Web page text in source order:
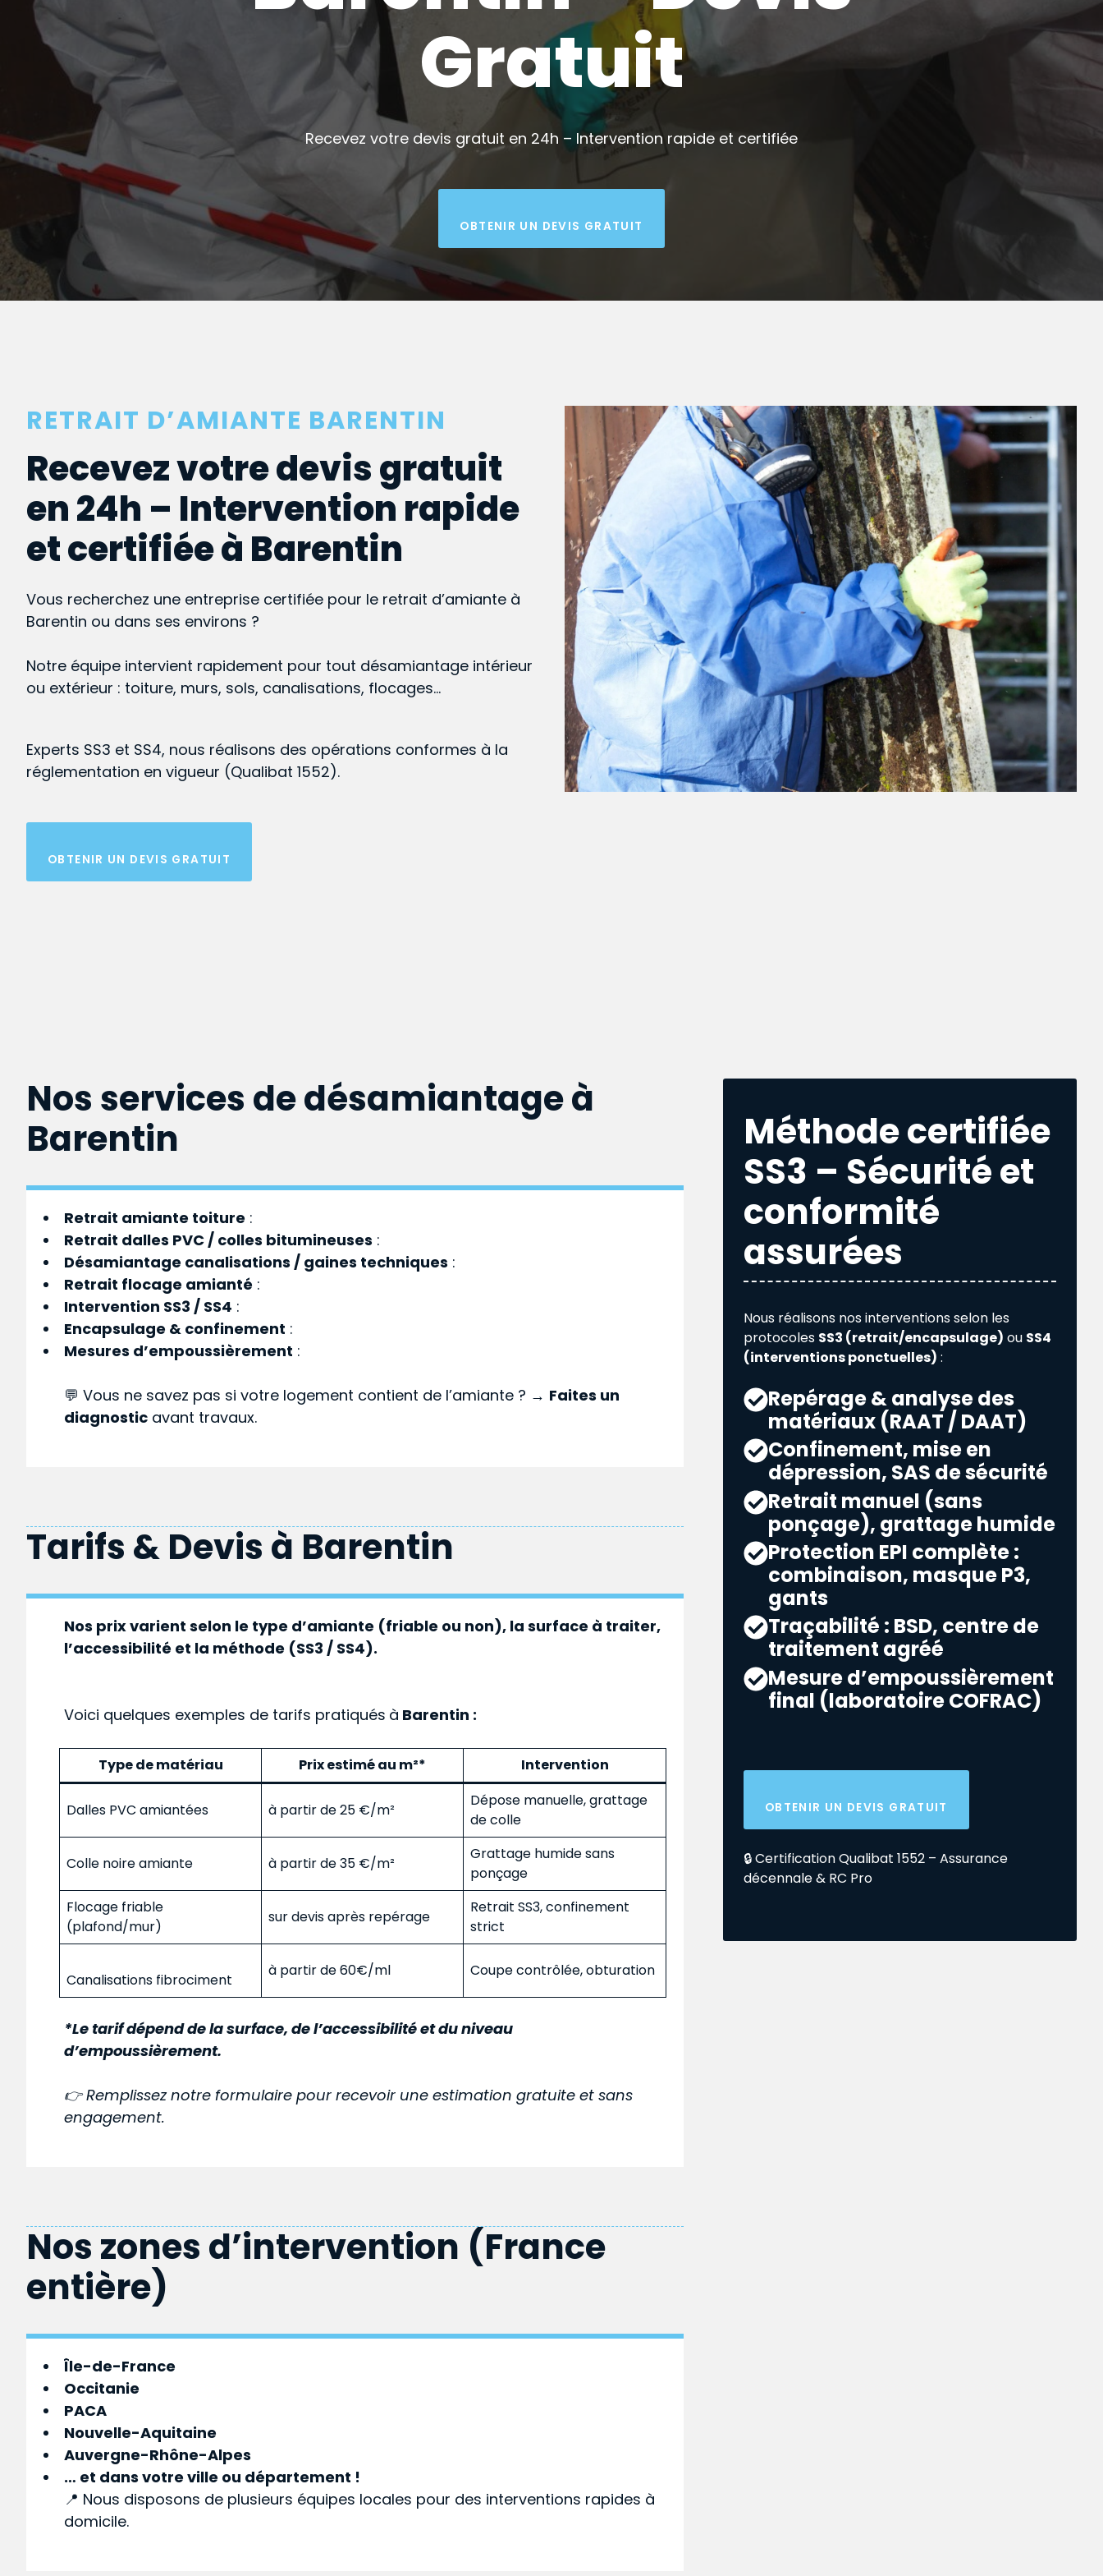
Gratuit
Recevez votre devis gratuit en 24h – Intervention rapide et certifiée
OBTENIR UN DEVIS GRATUIT
RETRAIT D’AMIANTE BARENTIN
Recevez votre devis gratuit
en 24h – Intervention rapide
et certifiée à Barentin
Vous recherchez une entreprise certifiée pour le retrait d’amiante à
Barentin ou dans ses environs ?
Notre équipe intervient rapidement pour tout désamiantage intérieur
ou extérieur : toiture, murs, sols, canalisations, flocages…
Experts SS3 et SS4, nous réalisons des opérations conformes à la
réglementation en vigueur (Qualibat 1552).
OBTENIR UN DEVIS GRATUIT
Nos services de désamiantage à
Barentin
Retrait amiante toiture :
Retrait dalles PVC / colles bitumineuses :
Désamiantage canalisations / gaines techniques :
Retrait flocage amianté :
Intervention SS3 / SS4 :
Encapsulage & confinement :
Mesures d’empoussièrement :
💬 Vous ne savez pas si votre logement contient de l’amiante ? → Faites un
diagnostic avant travaux.
Tarifs & Devis à Barentin
Nos prix varient selon le type d’amiante (friable ou non), la surface à traiter,
l’accessibilité et la méthode (SS3 / SS4).
Voici quelques exemples de tarifs pratiqués à Barentin :
Type de matériau Prix estimé au m²* Intervention
Dalles PVC amiantées à partir de 25 €/m²
Dépose manuelle, grattage
de colle
Colle noire amiante à partir de 35 €/m²
Grattage humide sans
ponçage
Flocage friable
(plafond/mur)
sur devis après repérage
Retrait SS3, confinement
strict
Canalisations fibrociment
à partir de 60€/ml Coupe contrôlée, obturation
*Le tarif dépend de la surface, de l’accessibilité et du niveau
d’empoussièrement.
👉 Remplissez notre formulaire pour recevoir une estimation gratuite et sans
engagement.
Nos zones d’intervention (France
entière)
Île-de-France
Occitanie
PACA
Nouvelle-Aquitaine
Auvergne-Rhône-Alpes
… et dans votreville ou département !
📍 Nous disposons de plusieurs équipes locales pour des interventions rapides à
domicile.
Méthode certifiée
SS3 – Sécurité et
conformité
assurées
Nous réalisons nos interventions selon les
protocoles SS3 (retrait/encapsulage) ou SS4
(interventions ponctuelles) :
Repérage & analyse des
matériaux (RAAT / DAAT)
Confinement, mise en
dépression, SAS de sécurité
Retrait manuel (sans
ponçage), grattage humide
Protection EPI complète :
combinaison, masque P3,
gants
Traçabilité : BSD, centre de
traitement agréé
Mesure d’empoussièrement
final (laboratoire COFRAC)
OBTENIR UN DEVIS GRATUIT
🔒 Certification Qualibat 1552 – Assurance
décennale & RC Pro